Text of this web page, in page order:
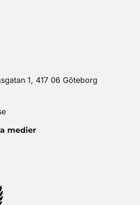
1, 417 06 Göteborg
medier